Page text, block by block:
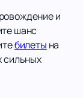
и
шанс
билеты на
сильных